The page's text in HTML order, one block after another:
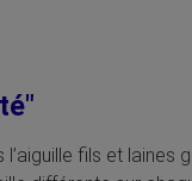
fils et